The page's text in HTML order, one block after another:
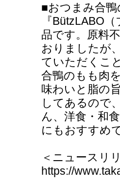
■おつまみ合鴨
『BützLABO
品です。原料
おりましたが
ていただくこ
合鴨のもも肉
味わいと脂の
してあるので
ん、洋食・和
にもおすすめ
＜ニュースリ
https://